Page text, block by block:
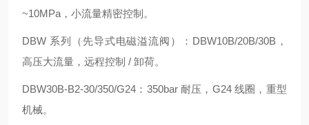
~10MPa，小流量精密控制。
DBW 系列（先导式电磁溢流阀）：DBW10B/20B/30B，
高压大流量，远程控制 / 卸荷。
DBW30B‑B2‑30/350/G24：350bar 耐压，G24 线圈，重型
机械。